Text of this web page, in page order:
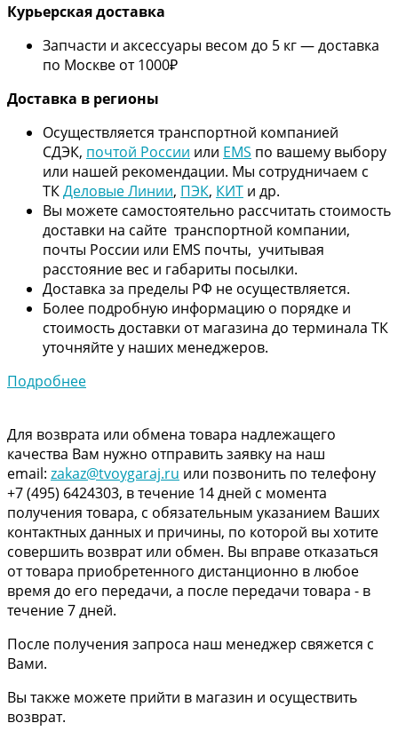
Курьерская доставка
Запчасти и аксессуары весом до 5 кг — доставка
по Москве от 1000₽
Доставка в регионы
Осуществляется транспортной компанией
СДЭК, почтой России или EMS по вашему выбору
или нашей рекомендации. Мы сотрудничаем с
ТКДеловые Линии, ПЭК, КИТ и др.
Вы можете самостоятельно рассчитать стоимость
доставки на сайте транспортной компании,
почты России или EMS почты, учитывая
расстояние вес и габариты посылки.
Доставка за пределы РФ не осуществляется.
Более подробную информацию о порядке и
стоимость доставки от магазина до терминала ТК
уточняйте у наших менеджеров.
Подробнее
Для возврата или обмена товара надлежащего
качества Вам нужно отправить заявку на наш
email: zakaz@tvoygaraj.ru или позвонить по телефону
+7 (495) 6424303, в течение 14 дней с момента
получения товара, с обязательным указанием Ваших
контактных данных и причины, по которой вы хотите
совершить возврат или обмен. Вы вправе отказаться
от товара приобретенного дистанционно в любое
время до его передачи, а после передачи товара - в
течение 7 дней.
После получения запроса наш менеджер свяжется с
Вами.
Вы также можете прийти в магазин и осуществить
возврат.